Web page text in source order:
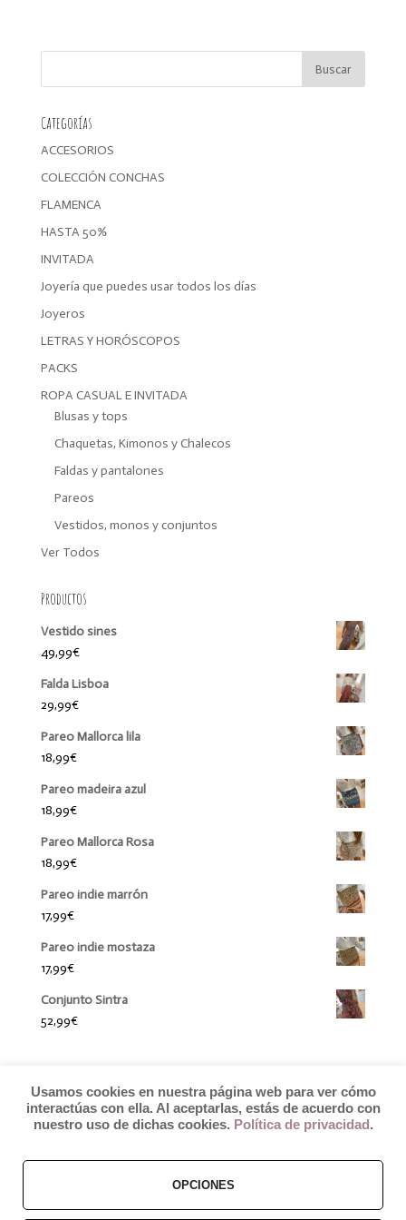
era:
es:
Categorías
ACCESORIOS
COLECCIÓN CONCHAS
FLAMENCA
HASTA 50%
INVITADA
Joyería que puedes usar todos los días
Joyeros
LETRAS Y HORÓSCOPOS
PACKS
ROPA CASUAL E INVITADA
Blusas y tops
Chaquetas, Kimonos y Chalecos
Faldas y pantalones
Pareos
Vestidos, monos y conjuntos
Ver Todos
Productos
Vestido sines
49,99€
Falda Lisboa
29,99€
Pareo Mallorca lila
18,99€
Pareo madeira azul
18,99€
Pareo Mallorca Rosa
18,99€
Pareo indie marrón
17,99€
Pareo indie mostaza
17,99€
Conjunto Sintra
52,99€
© 2019 by Débora Colette
Usamos cookies en nuestra página web para ver cómo
interactúas con ella. Al aceptarlas, estás de acuerdo con
nuestro uso de dichas cookies. Política de privacidad .
OPCIONES